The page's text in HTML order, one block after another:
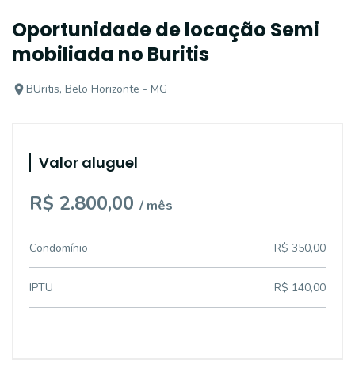
Oportunidade de locação Semi
mobiliada no Buritis
BUritis, Belo Horizonte - MG
Valor aluguel
R$ 2.800,00 / mês
Condomínio R$ 350,00
IPTU R$ 140,00